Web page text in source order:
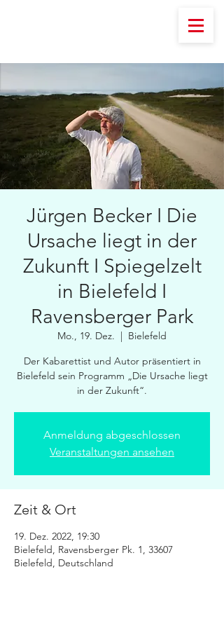
Jürgen Becker I Die
Ursache liegt in der
Zukunft I Spiegelzelt
in Bielefeld I
Ravensberger Park
Mo., 19. Dez.
  |
Bielefeld
Der Kabarettist und Autor präsentiert in
Bielefeld sein Programm „Die Ursache liegt
in der Zukunft“.
Anmeldung abgeschlossen
Veranstaltungen ansehen
Zeit & Ort
19. Dez. 2022, 19:30
Bielefeld, Ravensberger Pk. 1, 33607
Bielefeld, Deutschland